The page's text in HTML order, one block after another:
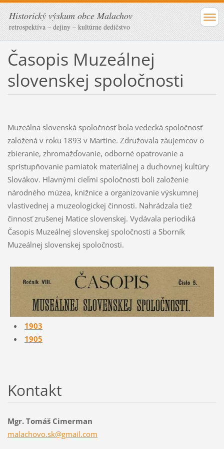
Historický výskum obce Malachov
retrospektíva – dejiny – kultúrne dedičstvo
Časopis Muzeálnej
slovenskej spoločnosti
Muzeálna slovenská spoločnosť bola vedecká spoločnosť
založená v roku 1893 v Martine. Združovala záujemcov o
zbieranie, zhromažďovanie, odborné opatrovanie a
sprístupňovanie pamiatok materiálnej a duchovnej kultúry
Slovákov. Hlavnými cieľmi spoločnosti boli založenie
národného múzea, knižnice a organizovanie výskumnej
vlastivednej a muzeologickej činnosti. Nahrádzala tiež
činnosť zrušenej Matice slovenskej. Vydávala periodiká
Časopis Muzeálnej slovenskej spoločnosti a Sborník
Muzeálnej slovenskej spoločnosti.
1903
1905
Kontakt
Mgr. Tomáš Cimerman
malachovo.sk@gmail.com